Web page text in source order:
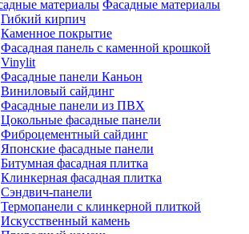
Фасадные материалы
Гибкий кирпич
Каменное покрытие
Фасадная панель с каменной крошкой
Vinylit
Фасадные панели Каньон
Виниловый сайдинг
Фасадные панели из ПВХ
Цокольные фасадные панели
Фиброцементный сайдинг
Японские фасадные панели
Битумная фасадная плитка
Клинкерная фасадная плитка
Сэндвич-панели
Термопанели с клинкерной плиткой
Искусственный камень